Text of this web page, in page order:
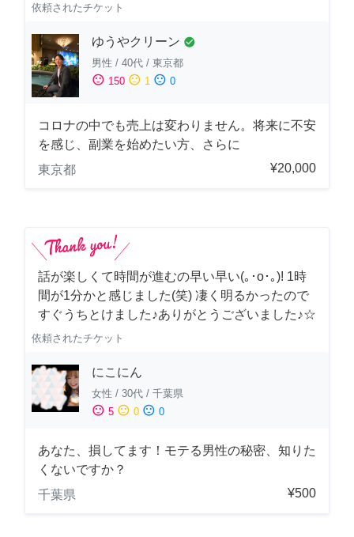
依頼されたチケット
ゆうやクリーン check_circle
男性 / 40代 / 東京都
sentiment_satisfied 150 sentiment_neutral 1 sentiment_dissatisfied 0
コロナの中でも売上は変わりません。将来に不安
を感じ、副業を始めたい方、さらに
東京都
¥20,000
話が楽しくて時間が進むの早い早い(｡･о･｡)! 1時
間が1分かと感じました(笑) 凄く明るかったので
すぐうちとけました♪ありがとうございました♪☆
依頼されたチケット
にこにん
女性 / 30代 / 千葉県
sentiment_satisfied 5 sentiment_neutral 0 sentiment_dissatisfied 0
あなた、損してます！モテる男性の秘密、知りた
くないですか？
千葉県
¥500